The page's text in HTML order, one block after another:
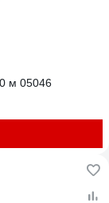
м 05046